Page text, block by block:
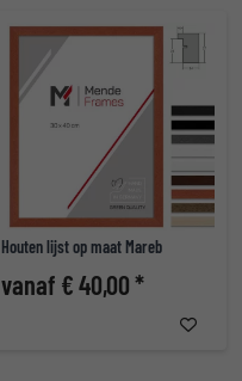
Houten lijst op maat Mareb
vanaf € 40,00 *